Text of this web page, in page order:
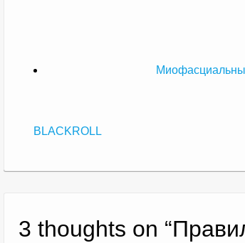
BLACKROLL
3 thoughts on “